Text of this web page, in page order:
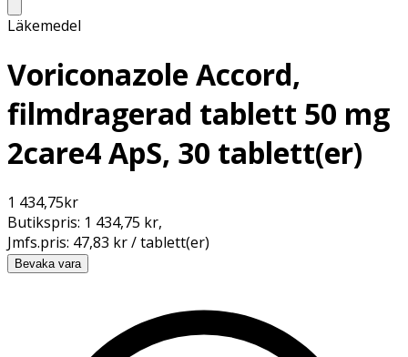
Läkemedel
Voriconazole Accord,
filmdragerad tablett 50 mg
2care4 ApS, 30 tablett(er)
1 434,75kr
Butikspris: 1 434,75 kr,
Jmfs.pris: 47,83 kr / tablett(er)
Bevaka vara